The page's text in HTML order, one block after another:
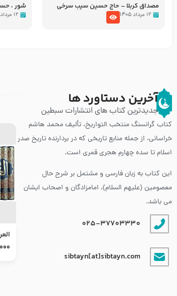
مصداق کربلا – حاج حسین سیب سرخی
۱۲ مرداد ۱۴۰۵
شور ،
عزاداری
۱۲ مرداد ۱۴۰۵
آخرین دستاورد ها
جدیدترین کتاب های انتشارات سبطین
کتاب گرانسنگ منتخب التواريخ، تألیف محمد هاشم
خراسانی، از جمله منابع تاریخی که در بردارنده تاریخ صدر
اسلام تا سده چهارم هجری قمری است.
این کتاب به زبان فارسی و مشتمل بر شرح حال
معصومین (علیهم السلام)، امامزادگان و اصحاب ایشان
می باشد.
025-37703330
sibtayn[at]sibtayn.com